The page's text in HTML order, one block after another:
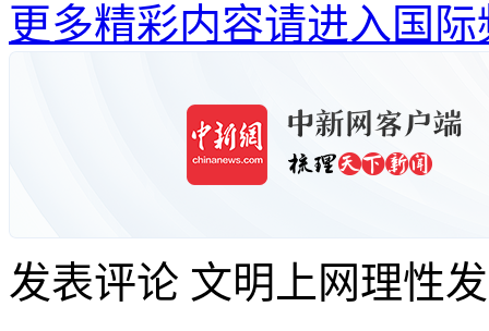
更多精彩内容请进入国际
发表评论 文明上网理性